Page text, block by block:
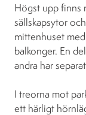
Högst upp finns
sällskapsytor
mittenhuset
balkonger. En
andra har
I treorna mot
ett härligt